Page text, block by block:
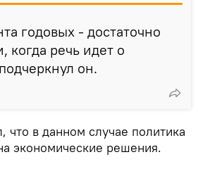
годовых - достаточно
когда речь идет о
он.
что в данном случае политика
экономические решения.